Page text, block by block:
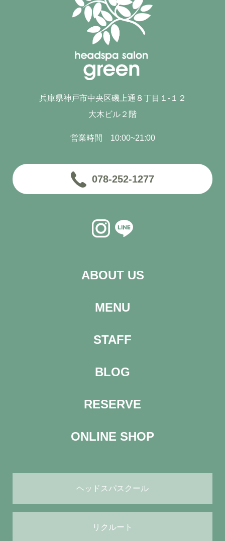
兵庫県神戸市中央区磯上通８丁目１-１２
大木ビル２階
営業時間 10:00~21:00
078-252-1277
ABOUT US
MENU
STAFF
BLOG
RESERVE
ONLINE SHOP
ヘッドスパスクール
リクルート